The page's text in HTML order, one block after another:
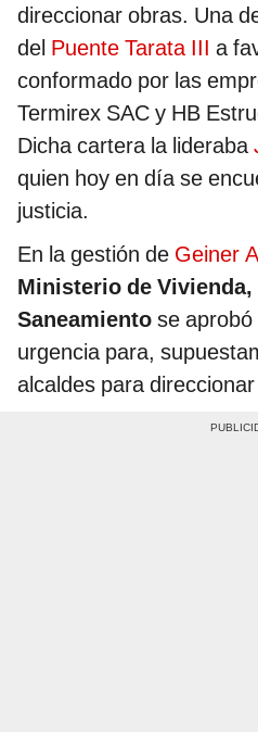
direccionar obras. Una
del Puente Tarata III a
conformado por las
Termirex SAC y HB
Dicha cartera la lideraba
quien hoy en día se
justicia.
En la gestión de Geiner
Ministerio de
Saneamiento se
urgencia para,
alcaldes para